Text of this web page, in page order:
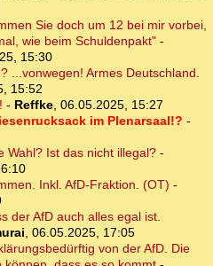
Sie doch um 12 bei mir vorbei,
wie beim Schuldenpakt" -
15:30
...vonwegen! Armes Deutschland.
15:52
- Reffke, 06.05.2025, 15:27
im Plenarsaal!? -
Wahl? Ist das nicht illegal?-
Inkl. AfD-Fraktion. (OT) -
der AfD auch alles egal ist.
, 06.05.2025, 17:05
von der AfD. Die